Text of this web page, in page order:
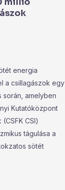
energia
a csillagászok egy
amelyben
Kutatóközpont
CSI)
tágulása a
sötét